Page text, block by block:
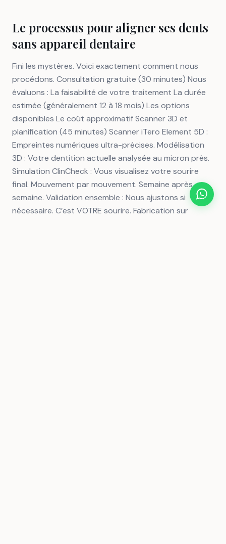
Le processus pour aligner ses dents
sans appareil dentaire
Fini les mystères. Voici exactement comment nous
procédons. Consultation gratuite (30 minutes) Nous
évaluons : La faisabilité de votre traitement La durée
estimée (généralement 12 à 18 mois) Les options
disponibles Le coût approximatif Scanner 3D et
planification (45 minutes) Scanner iTero Element 5D :
Empreintes numériques ultra-précises. Modélisation
3D : Votre dentition actuelle analysée au micron près.
Simulation ClinCheck : Vous visualisez votre sourire
final. Mouvement par mouvement. Semaine après
semaine. Validation ensemble : Nous ajustons si
nécessaire. C’est VOTRE sourire. Fabrication sur